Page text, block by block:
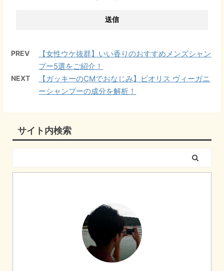
PREV
【女性ウケ抜群】いい香りのおすすめメンズシャン
プー5選をご紹介！
NEXT
【ガッキーのCMでおなじみ】ビオリス ヴィーガニ
ーシャンプーの成分を解析！
サイト内検索